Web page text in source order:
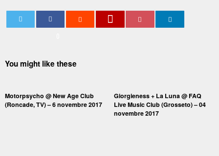
You might like these
Motorpsycho @ New Age Club
(Roncade, TV) – 6 novembre 2017
Giorgieness + La Luna @ FAQ
Live Music Club (Grosseto) – 04
novembre 2017